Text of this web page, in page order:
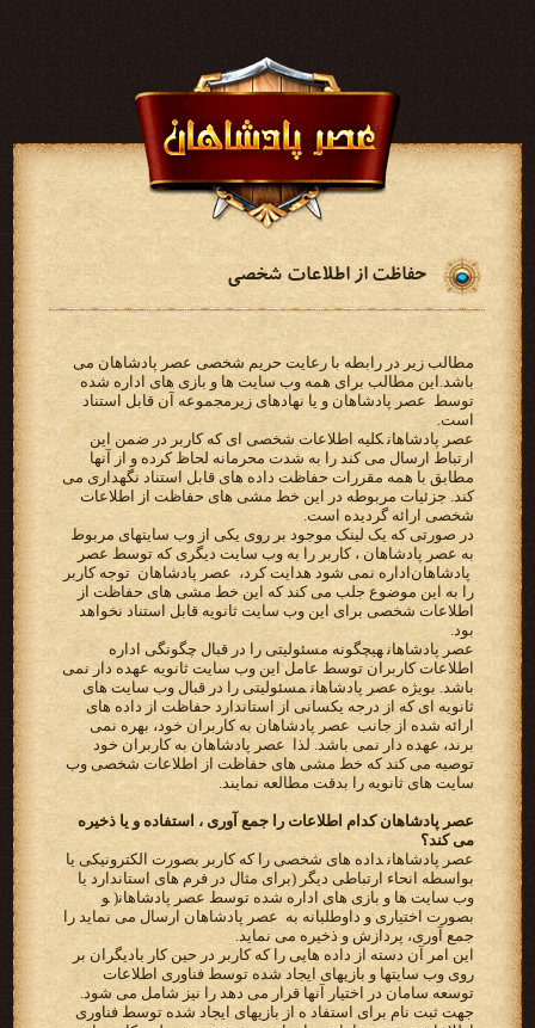
حفاظت از اطلاعات شخصی
مطالب زیر در رابطه با رعایت حریم شخصی عصر پادشاهان می
باشد.‫این مطالب برای همه وب سایت ها و بازی‬ ‫های اداره شده
توسط ‪ عصر پادشاهان ‬و یا نهادهای زیرمجموعه آن قابل استناد
است‬.
‫‪ عصر پادشاهان‬کلیه اطلاعات شخصی ای که کاربر در ضمن این
‫مطابق با همه مقررات حفاظت داده های قابل استناد نگهداری می
کند. جزئیات مربوطه در این خط مشی های حفاظت از‬ ‫اطلاعات
شخصی ارائه گردیده است.‬
‫در صورتی که یک لینک موجود بر روی یکی از وب سایتهای مربوط
پادشاهان ‬اداره نمی شود هدایت کرد، ‪ عصر پادشاهان ‬ توجه کاربر
را به این موضوع جلب می کند که این خط مشی های‬ ‫حفاظت از
اطلاعات شخصی برای این وب سایت ثانویه قابل استناد نخواهد
بود‬.
‫‪ عصر پادشاهان‬هیچگونه مسئولیتی را در قبال‬ ‫چگونگی اداره
اطلاعات کاربران توسط عامل این وب سایت ثانویه عهده دار نمی
باشد. بویژه ‪ عصر پادشاهان‬مسئولیتی را در قبال‬ ‫وب سایت های
ثانویه ای که از درجه یکسانی از استاندارد حفاظت از داده های
ارائه شده از جانب ‪ عصر پادشاهان ‬به کاربران‬ ‫خود، بهره نمی
برند، عهده دار نمی باشد. لذا ‪ عصر پادشاهان ‬به کاربران خود
توصیه می کند که خط مشی های حفاظت از‬ ‫اطلاعات شخصی وب
سایت های ثانویه را بدقت مطالعه نمایند.‬
عصر پادشاهان کدام اطلاعات را جمع آوری ، استفاده و یا ذخیره
می کند؟
‫‪ عصر پادشاهان‬داده های شخصی را که کاربر بصورت الکترونیکی یا
بواسطه انحاء ارتباطی دیگر (برای مثال در فرم های‬ ‫استاندارد یا
وب سایت ها و بازی های اداره شده توسط ‪ )عصر پادشاهان‬و
بصورت اختیاری و داوطلبانه به ‪ عصر پادشاهان ‬ارسال‬ ‫می نماید را
جمع آوری، پردازش و ذخیره می نماید.‬
این امر آن دسته از داده هایی را که کاربر در حین کار بادیگران بر
روی وب سایتها و بازیهای ایجاد شده توسط فناوری اطلاعات
توسعه سامان در اختیار آنها قرار می دهد را نیز شامل می شود.
جهت ثبت نام برای استفاد ه از بازیهای ایجاد شده توسط فناوری